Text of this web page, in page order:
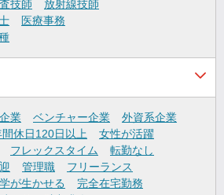
技師
放射線技師
医療事務
業 ベンチャー企業
外資系企業
間休日120日以上
女性が活躍
フレックスタイム
転勤なし
管理職
フリーランス
が生かせる
完全在宅勤務